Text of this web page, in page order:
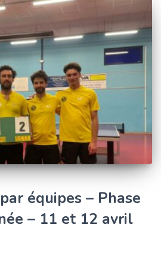
équipes – Phase
– 11 et 12 avril